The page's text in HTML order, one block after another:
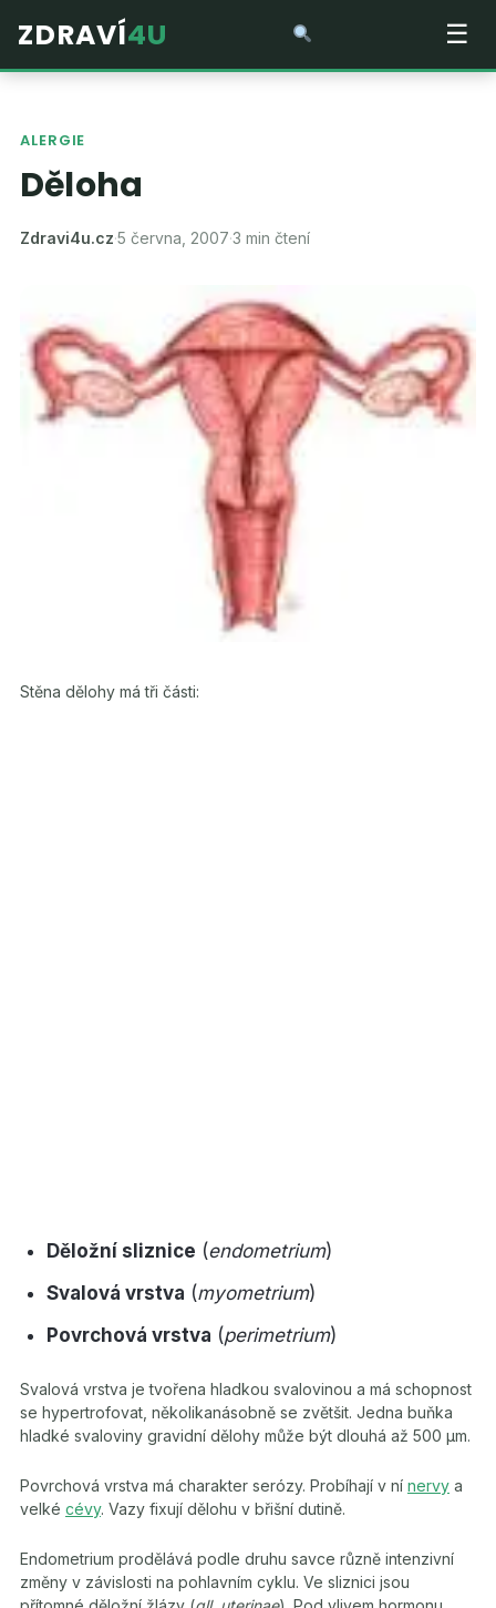
ZDRAVÍ4U ☰
ALERGIE
Děloha
Zdravi4u.cz·5 června, 2007·3 min čtení
Stěna dělohy má tři části:
Děložní sliznice (endometrium)
Svalová vrstva (myometrium)
Povrchová vrstva (perimetrium)
Svalová vrstva je tvořena hladkou svalovinou a má schopnost
se hypertrofovat, několikanásobně se zvětšit. Jedna buňka
hladké svaloviny gravidní dělohy může být dlouhá až 500 μm.
Povrchová vrstva má charakter serózy. Probíhají v ní nervy a
velké cévy. Vazy fixují dělohu v břišní dutině.
Endometrium prodělává podle druhu savce různě intenzivní
změny v závislosti na pohlavním cyklu. Ve sliznici jsou